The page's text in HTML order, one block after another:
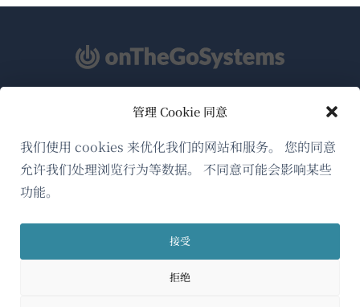
管理 Cookie 同意
我们使用 cookies 来优化我们的网站和服务。 您的同意
允许我们处理浏览行为等数据。 不同意可能会影响某些
功能。
接受
拒绝
简体中文
关于WPML
GDPR与隐私政策
加入我们的团队（在
中
新
口
新
窗
口
中
新
口